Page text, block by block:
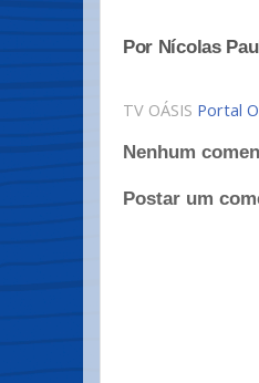
Por Nícolas
TV OÁSIS Portal
Nenhum
Postar um